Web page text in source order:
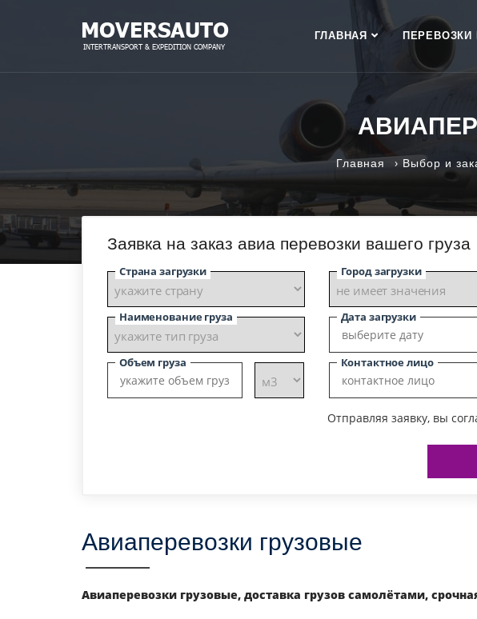
ГЛАВНАЯ ПЕРЕВОЗКИ
Главная › Выбор и
Заявка на заказ авиа перевозки вашего груза
Страна загрузки Город загрузки
Наименование груза Дата загрузки
Объем груза Контактное лицо
Отправляя заявку, вы
Авиаперевозки грузовые
Авиаперевозки грузовые, доставка грузов самолётами,